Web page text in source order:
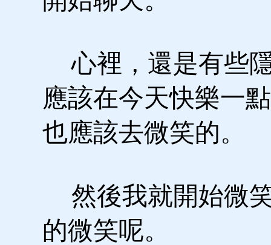
心裡，還是有些
應該在今天快樂一
也應該去微笑的。
然後我就開始微
的微笑呢。